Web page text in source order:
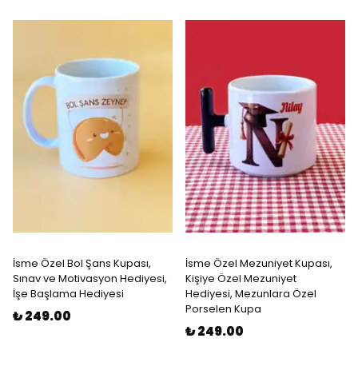
İsme Özel Bol Şans Kupası,
Sınav ve Motivasyon Hediyesi,
İşe Başlama Hediyesi
₺ 249.00
İsme Özel Mezuniyet Kupası,
Kişiye Özel Mezuniyet
Hediyesi, Mezunlara Özel
Porselen Kupa
₺ 249.00